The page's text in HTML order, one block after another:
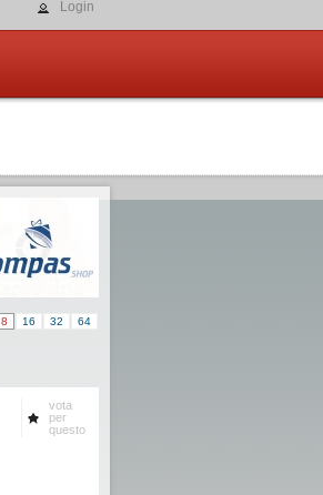
Login
8 16 32 64
vota
per
questo